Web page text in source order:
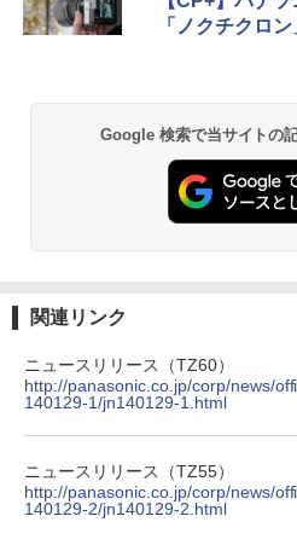
「ノクチクロ
Google 検索で当サイトの
関連リンク
ニュースリリース（TZ60）
http://panasonic.co.jp/corp/news/
140129-1/jn140129-1.html
ニュースリリース（TZ55）
http://panasonic.co.jp/corp/news/
140129-2/jn140129-2.html